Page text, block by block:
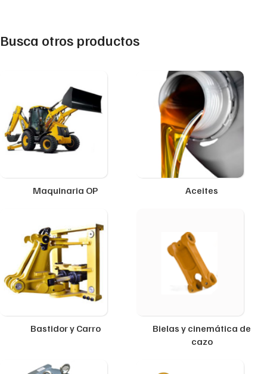
Busca otros productos
Maquinaria OP Aceites
Bastidor y Carro
Bielas y cinemática de
cazo